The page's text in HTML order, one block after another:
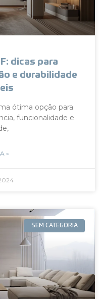
dicas para
e durabilidade
ótima opção para
funcionalidade e
»
SEM CATEGORIA